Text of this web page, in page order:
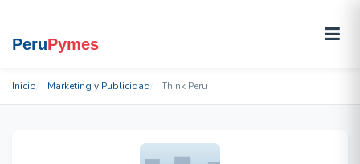
Inicio Marketing y Publicidad Think Peru